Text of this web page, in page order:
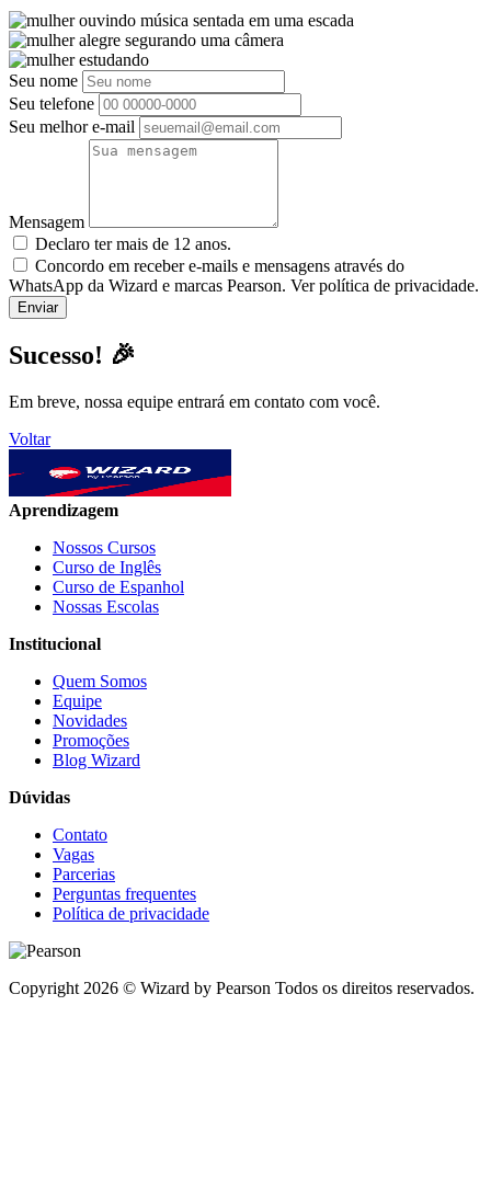
Seu nome
Seu telefone
Seu melhor e-mail
Mensagem
Declaro ter mais de 12 anos.
Concordo em receber e-mails e mensagens através do
WhatsApp da Wizard e marcas Pearson. Ver política de privacidade.
Sucesso! 🎉
Em breve, nossa equipe entrará em contato com você.
Voltar
Aprendizagem
Nossos Cursos
Curso de Inglês
Curso de Espanhol
Nossas Escolas
Institucional
Quem Somos
Equipe
Novidades
Promoções
Blog Wizard
Dúvidas
Contato
Vagas
Parcerias
Perguntas frequentes
Política de privacidade
Copyright 2026 © Wizard by Pearson Todos os direitos reservados.